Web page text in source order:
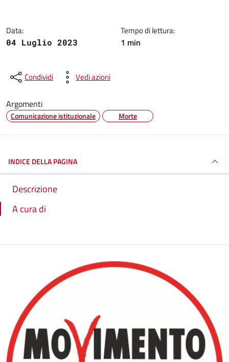
Data:
04 Luglio 2023
Tempo di lettura:
1 min
Condividi Vedi azioni
Argomenti
Comunicazione istituzionale Morte
INDICE DELLA PAGINA
Descrizione
A cura di